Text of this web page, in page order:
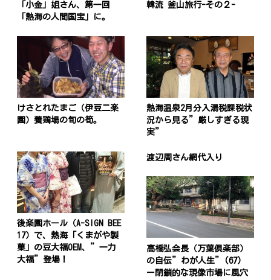
「小金」姐さん、第一回
「熱海の人間国宝」に。
韓流 釜山旅行-その２-
けさとれたまご（伊豆二楽
園）養鶏場の旬の筍。
熱海温泉2月分入湯税課税状
況から見る”厳しすぎる現
実”
後楽園ホール（A-SIGN BEE
17）で、熱海「くまがや製
菓」の豆大福OEM、”一力
大福”登場！
渡辺周さん網代入り
高橋弘会長（万葉倶楽部）
の自伝”わが人生”(67)
ー閉鎖的な現像市場に風穴